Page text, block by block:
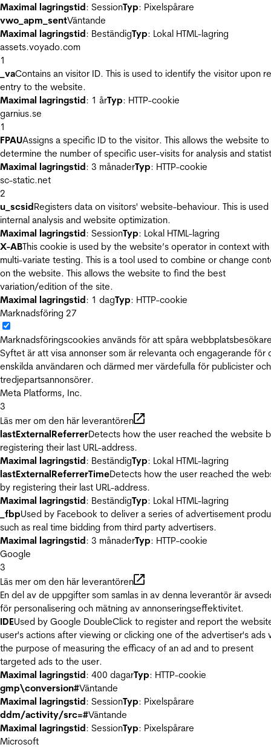
Maximal lagringstid: SessionTyp: Pixelspårare
vwo_apm_sentVäntande
Maximal lagringstid: BeständigTyp: Lokal HTML-lagring
assets.voyado.com
1
_vaContains an visitor ID. This is used to identify the visitor upon
entry to the website.
Maximal lagringstid: 1 årTyp: HTTP-cookie
garnius.se
1
FPAUAssigns a specific ID to the visitor. This allows the website to
determine the number of specific user-visits for analysis and
Maximal lagringstid: 3 månaderTyp: HTTP-cookie
sc-static.net
2
u_scsidRegisters data on visitors' website-behaviour. This is
internal analysis and website optimization.
Maximal lagringstid: SessionTyp: Lokal HTML-lagring
X-ABThis cookie is used by the website’s operator in context with
multi-variate testing. This is a tool used to combine or change
on the website. This allows the website to find the best
variation/edition of the site.
Maximal lagringstid: 1 dagTyp: HTTP-cookie
Marknadsföring 27
Marknadsföringscookies används för att spåra
Syftet är att visa annonser som är relevanta och engagerande för
enskilda användaren och därmed mer värdefulla för publicister och
tredjepartsannonsörer.
Meta Platforms, Inc.
3
Läs mer om den här leverantören
lastExternalReferrerDetects how the user reached the website
registering their last URL-address.
Maximal lagringstid: BeständigTyp: Lokal HTML-lagring
lastExternalReferrerTimeDetects how the user reached the
by registering their last URL-address.
Maximal lagringstid: BeständigTyp: Lokal HTML-lagring
_fbpUsed by Facebook to deliver a series of advertisement
such as real time bidding from third party advertisers.
Maximal lagringstid: 3 månaderTyp: HTTP-cookie
Google
3
Läs mer om den här leverantören
En del av de uppgifter som samlas in av denna leverantör är
för personalisering och mätning av annonseringseffektivitet.
IDEUsed by Google DoubleClick to register and report the
user's actions after viewing or clicking one of the advertiser's ads
the purpose of measuring the efficacy of an ad and to present
targeted ads to the user.
Maximal lagringstid: 400 dagarTyp: HTTP-cookie
gmp\conversion#Väntande
Maximal lagringstid: SessionTyp: Pixelspårare
ddm/activity/src=#Väntande
Maximal lagringstid: SessionTyp: Pixelspårare
Microsoft